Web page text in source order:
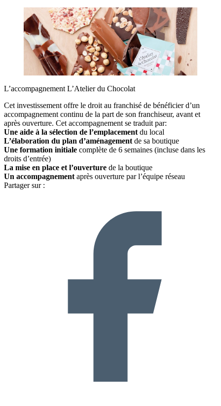
L’accompagnement L’Atelier du Chocolat
Cet investissement offre le droit au franchisé de bénéficier d’un
accompagnement continu de la part de son franchiseur, avant et
après ouverture. Cet accompagnement se traduit par:
Une aide à la sélection de l’emplacement du local
L’élaboration du plan d’aménagement de sa boutique
Une formation initiale complète de 6 semaines (incluse dans les
droits d’entrée)
La mise en place et l’ouverture de la boutique
Un accompagnement après ouverture par l’équipe réseau
Partager sur :